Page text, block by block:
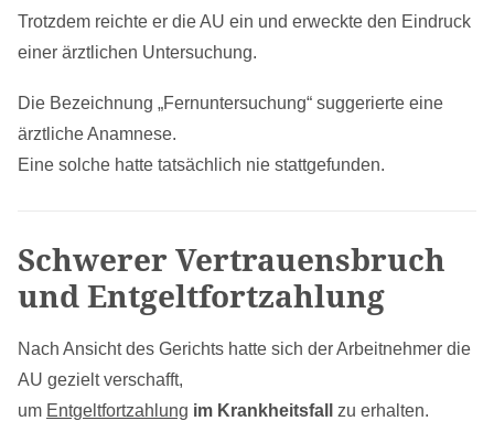
Trotzdem reichte er die AU ein und erweckte den Eindruck
einer ärztlichen Untersuchung.
Die Bezeichnung „Fernuntersuchung“ suggerierte eine
ärztliche Anamnese.
Eine solche hatte tatsächlich nie stattgefunden.
Schwerer Vertrauensbruch
und Entgeltfortzahlung
Nach Ansicht des Gerichts hatte sich der Arbeitnehmer die
AU gezielt verschafft,
um Entgeltfortzahlung im Krankheitsfall zu erhalten.